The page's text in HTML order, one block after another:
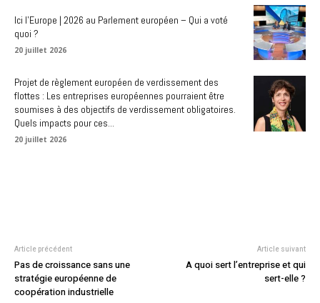
Ici l’Europe | 2026 au Parlement européen – Qui a voté
quoi ?
20 juillet 2026
Projet de règlement européen de verdissement des
flottes : Les entreprises européennes pourraient être
soumises à des objectifs de verdissement obligatoires.
Quels impacts pour ces...
20 juillet 2026
Article précédent
Pas de croissance sans une
stratégie européenne de
coopération industrielle
Article suivant
A quoi sert l’entreprise et qui
sert-elle ?